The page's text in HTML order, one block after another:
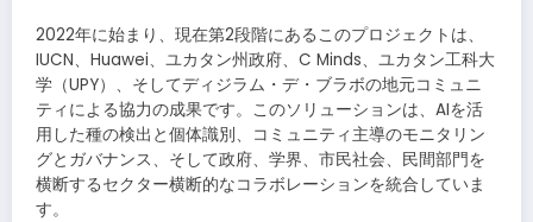
2022年に始まり、現在第2段階にあるこのプロジェクトは、
IUCN、Huawei、ユカタン州政府、C Minds、ユカタン工科大
学（UPY）、そしてディジラム・デ・ブラボの地元コミュニ
ティによる協力の成果です。このソリューションは、AIを活
用した種の検出と個体識別、コミュニティ主導のモニタリン
グとガバナンス、そして政府、学界、市民社会、民間部門を
横断するセクター横断的なコラボレーションを統合していま
す。